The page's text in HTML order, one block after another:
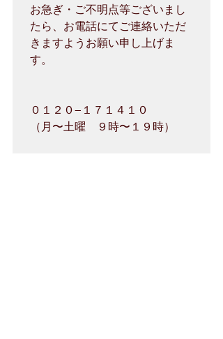
お急ぎ・ご不明点等ございまし
たら、お電話にてご連絡いただ
きますようお願い申し上げま
す。
０１２０−１７１４１０
（月〜土曜　９時〜１９時）